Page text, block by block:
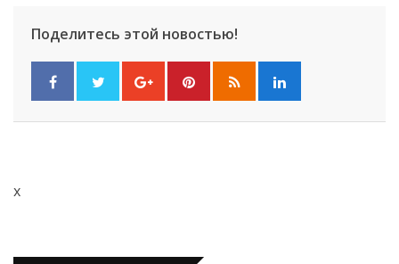
Поделитесь этой новостью!
x